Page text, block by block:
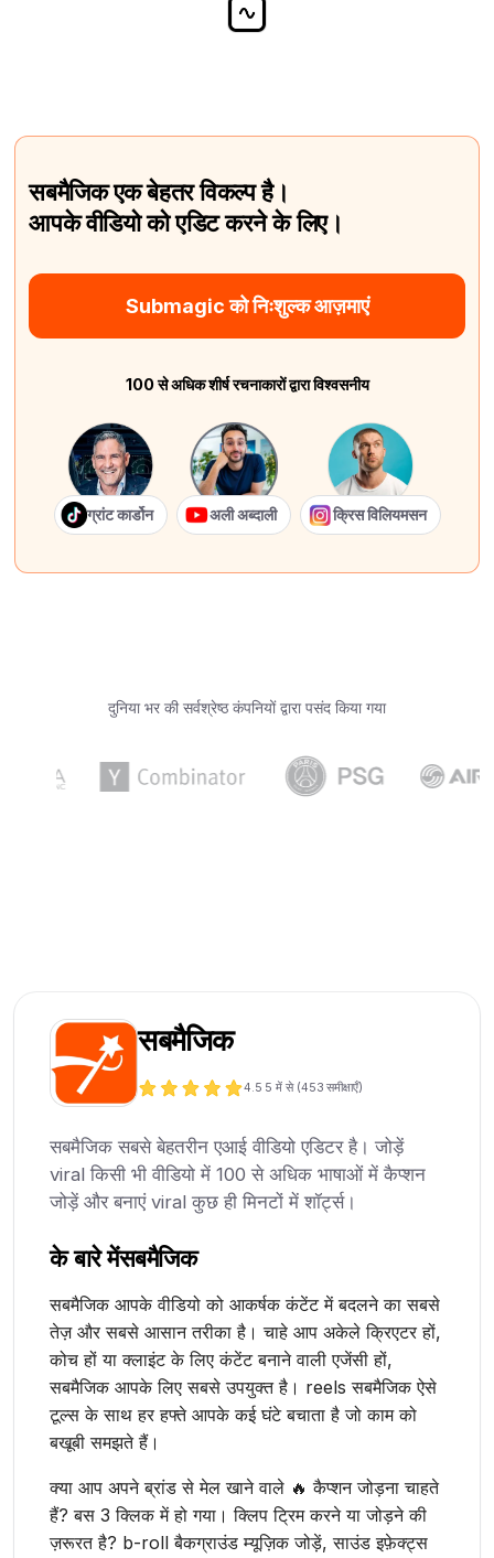
सबमैजिक एक बेहतर विकल्प है।
आपके वीडियो को एडिट करने के लिए।
Submagic को निःशुल्क आज़माएं
100 से अधिक शीर्ष रचनाकारों द्वारा विश्वसनीय
ग्रांट कार्डोन अली अब्दाली क्रिस विलियमसन
दुनिया भर की सर्वश्रेष्ठ कंपनियों द्वारा पसंद किया गया
सबमैजिक
4.5 5 में से (453 समीक्षाएँ)
सबमैजिक सबसे बेहतरीन एआई वीडियो एडिटर है। जोड़ें
viral किसी भी वीडियो में 100 से अधिक भाषाओं में कैप्शन
जोड़ें और बनाएं viral कुछ ही मिनटों में शॉर्ट्स।
के बारे मेंसबमैजिक
सबमैजिक आपके वीडियो को आकर्षक कंटेंट में बदलने का सबसे
तेज़ और सबसे आसान तरीका है। चाहे आप अकेले क्रिएटर हों,
कोच हों या क्लाइंट के लिए कंटेंट बनाने वाली एजेंसी हों,
सबमैजिक आपके लिए सबसे उपयुक्त है। reels सबमैजिक ऐसे
टूल्स के साथ हर हफ्ते आपके कई घंटे बचाता है जो काम को
बखूबी समझते हैं।
क्या आप अपने ब्रांड से मेल खाने वाले 🔥 कैप्शन जोड़ना चाहते
हैं? बस 3 क्लिक में हो गया। क्लिप ट्रिम करने या जोड़ने की
ज़रूरत है? b-roll बैकग्राउंड म्यूज़िक जोड़ें, साउंड इफ़ेक्ट्स